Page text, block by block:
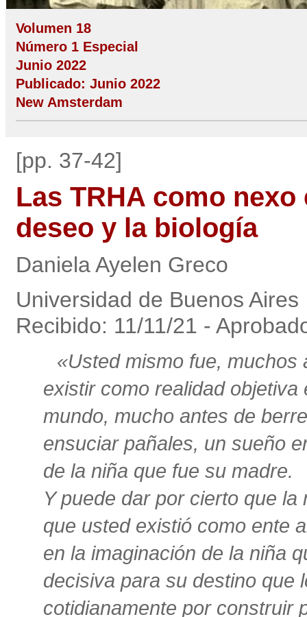
Volumen 18
Número 1 Especial
Junio 2022
Publicado: Junio 2022
New Amsterdam
[pp. 37-42]
Las TRHA como nexo
deseo y la biología
Daniela Ayelen Greco
Universidad de Buenos Aires
Recibido: 11/11/21 -
«Usted mismo fue, muchos
existir como realidad objetiva
mundo, mucho antes de
ensuciar pañales, un sueño
de la niña que fue su madre.
Y puede dar por cierto que la
que usted existió como ente
en la imaginación de la niña
decisiva para su destino que
cotidianamente por construir